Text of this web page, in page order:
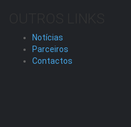
Notícias
Parceiros
Contactos